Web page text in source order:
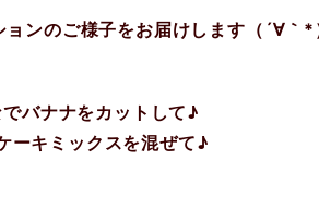
ョンのご様子をお届けします（´∀｀*
バナナをカットして♪
ーキミックスを混ぜて♪